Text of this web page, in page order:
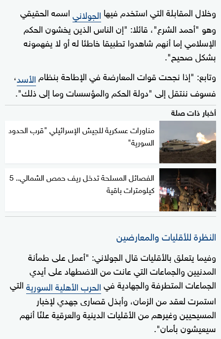
وخلال المقابلة التي استخدم فيها الجولانياسمه الحقيقي
وهو "أحمد الشرع"، قائلا: "إن الناس الذين يخشون الحكم
الإسلامي إما أنهم شاهدوا تطبيقا خاطئا له أو لا يفهمونه
بشكل صحيح".
وتابع: "إذا نجحت قوات المعارضة في الإطاحة بنظامالأسد،
فسوف ننتقل إلى "دولة الحكم والمؤسسات وما إلى ذلك".
أخبار ذات صلة
مناورات عسكرية للجيش الإسرائيلي "قرب الحدود
السورية"
الفصائل المسلحة تدخل ريف حمص الشمالي.. 5
كيلومترات باقية
النظرة للأقليات والمعارضين
وفيما يتعلق بالأقليات قال الجولاني: "أعمل على طمأنة
المدنيين والجماعات التي عانت من الاضطهاد على أيدي
الجماعات المتطرفة والجهادية فيالحرب الأهلية السوريةالتي
استمرت لعقد من الزمان، وأبذل قصارى جهدي لإخبار
المسيحيين وغيرهم من الأقليات الدينية والعرقية علنًا أنهم
سيعيشون بأمان".